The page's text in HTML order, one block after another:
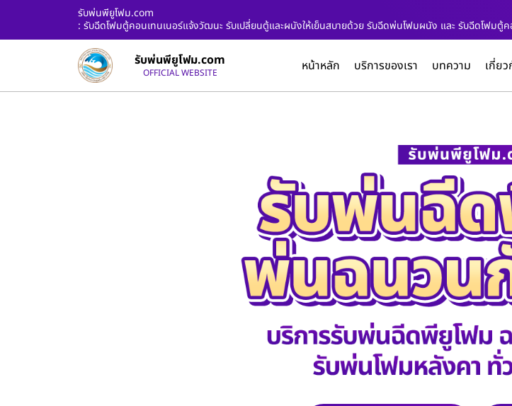
รับพ่นพียูโฟม.com
: รับฉีดโฟมตู้คอนเทนเนอร์แจ้งวัฒนะ รับเปลี่ยนตู้และผนังให้เย็นสบายด้วย รับฉีดพ่นโฟมผนัง และ รับฉีดโฟมตู้
รับพ่นพียูโฟม.com
OFFICIAL WEBSITE หน้าหลัก บริการของเรา บทความ เกี่ย